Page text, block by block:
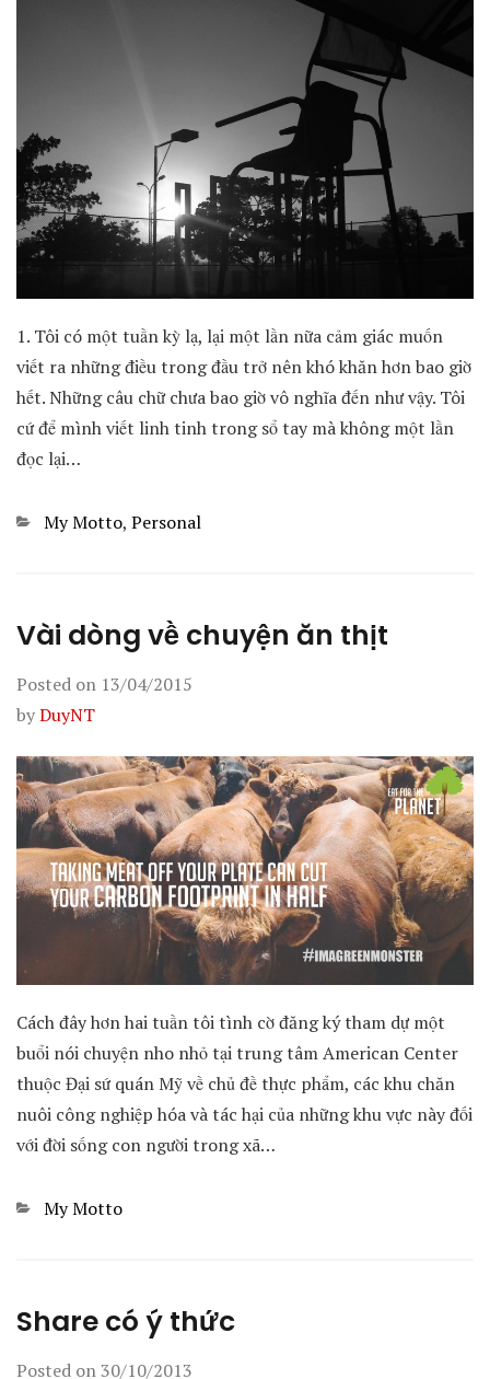
1. Tôi có một tuần kỳ lạ, lại một lần nữa cảm giác muốn
viết ra những điều trong đầu trở nên khó khăn hơn bao giờ
hết. Những câu chữ chưa bao giờ vô nghĩa đến như vậy. Tôi
cứ để mình viết linh tinh trong sổ tay mà không một lần
đọc lại…
Categories
My Motto, Personal
Vài dòng về chuyện ăn thịt
Posted on 13/04/2015
byDuyNT
Cách đây hơn hai tuần tôi tình cờ đăng ký tham dự một
buổi nói chuyện nho nhỏ tại trung tâm American Center
thuộc Đại sứ quán Mỹ về chủ đề thực phẩm, các khu chăn
nuôi công nghiệp hóa và tác hại của những khu vực này đối
với đời sống con người trong xã…
Categories
My Motto
Share có ý thức
Posted on 30/10/2013